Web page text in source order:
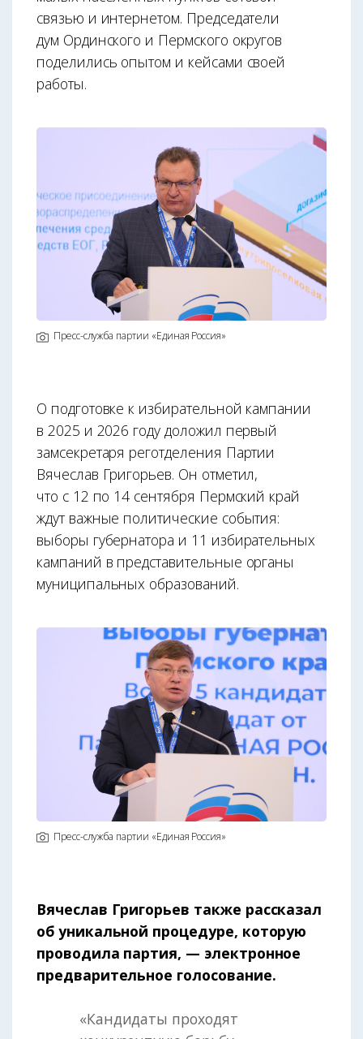
связью и интернетом. Председатели
дум Ординского и Пермского округов
поделились опытом и кейсами своей
работы.
Пресс-служба партии «Единая Россия»
О подготовке к избирательной кампании
в 2025 и 2026 году доложил первый
замсекретаря реготделения Партии
Вячеслав Григорьев. Он отметил,
что с 12 по 14 сентября Пермский край
ждут важные политические события:
выборы губернатора и 11 избирательных
кампаний в представительные органы
муниципальных образований.
Пресс-служба партии «Единая Россия»
Вячеслав Григорьев также рассказал
об уникальной процедуре, которую
проводила партия, — электронное
предварительное голосование.
«Кандидаты проходят